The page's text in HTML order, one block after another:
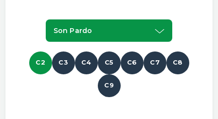
Son Pardo
C2 C3 C4 C5 C6 C7 C8
C9